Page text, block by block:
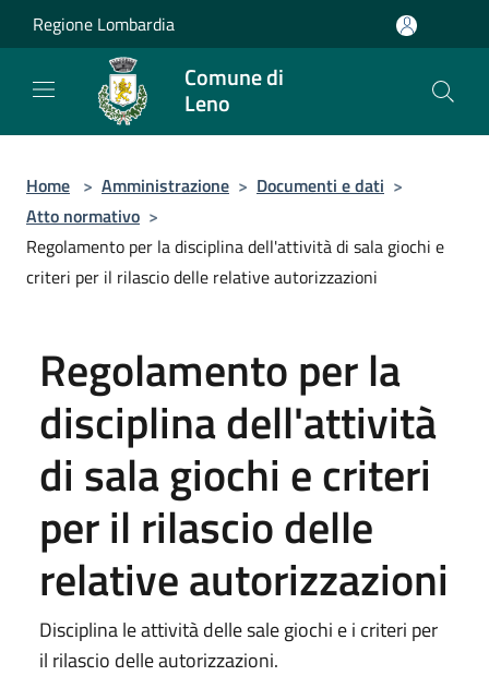
Salta al contenuto principale
Regione Lombardia
Comune di
Leno
Home > Amministrazione > Documenti e dati >
Atto normativo >
Regolamento per la disciplina dell'attività di sala giochi e
criteri per il rilascio delle relative autorizzazioni
Regolamento per la
disciplina dell'attività
di sala giochi e criteri
per il rilascio delle
relative autorizzazioni
Disciplina le attività delle sale giochi e i criteri per
il rilascio delle autorizzazioni.